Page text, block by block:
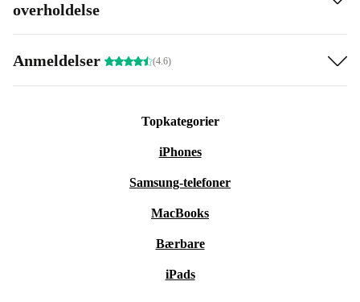
overholdelse
Anmeldelser (4.6)
Topkategorier
iPhones
Samsung-telefoner
MacBooks
Bærbare
iPads